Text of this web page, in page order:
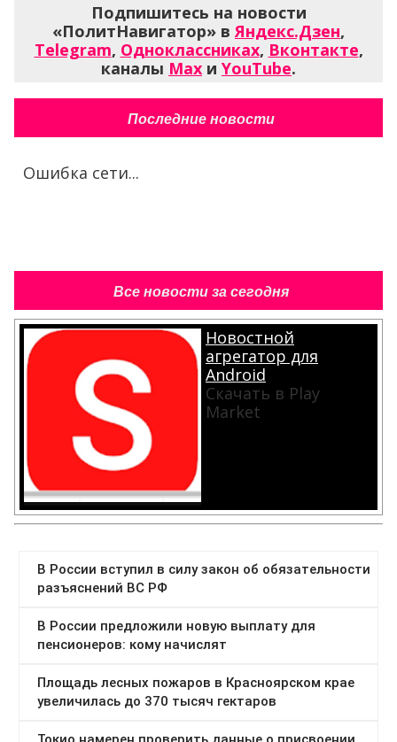
Подпишитесь на новости
«ПолитНавигатор» в Яндекс.Дзен,
Telegram, Одноклассниках, Вконтакте,
каналы Max и YouTube.
Последние новости
Ошибка сети...
Все новости за сегодня
Новостной
агрегатор для
Android
Скачать в Play
Market